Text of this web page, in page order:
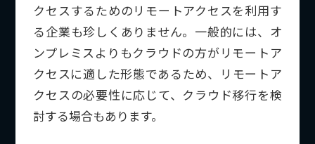
クセスするためのリモートアクセスを利用す
る企業も珍しくありません。一般的には、オ
ンプレミスよりもクラウドの方がリモートア
クセスに適した形態であるため、リモートア
クセスの必要性に応じて、クラウド移行を検
討する場合もあります。